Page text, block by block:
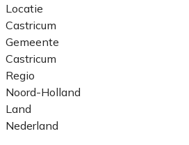
Locatie
Castricum
Gemeente
Castricum
Regio
Noord-Holland
Land
Nederland